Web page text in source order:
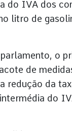
do IVA dos
litro de
o
de
redução da
do